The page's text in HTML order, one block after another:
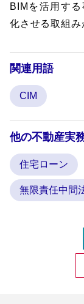
BIMを活用す
化させる取組み
関連用語
CIM
他の不動産実
住宅ローン
無限責任中間